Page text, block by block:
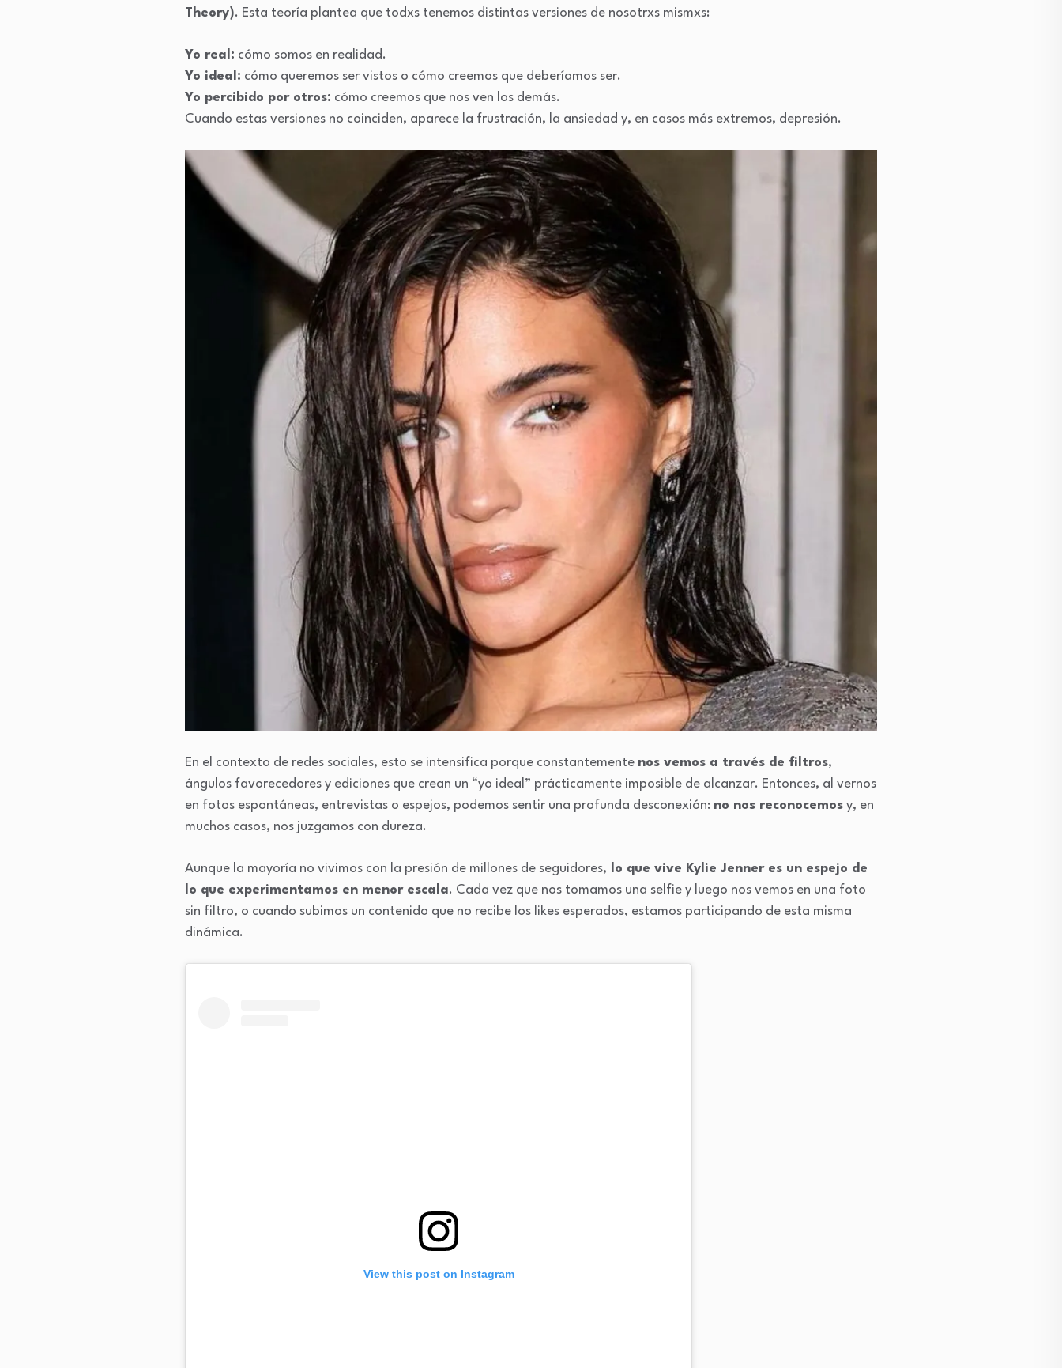
Theory). Esta teoría plantea que todxs tenemos distintas versiones de nosotrxs mismxs:
Yo real: cómo somos en realidad.
Yo ideal: cómo queremos ser vistos o cómo creemos que deberíamos ser.
Yo percibido por otros: cómo creemos que nos ven los demás.
Cuando estas versiones no coinciden, aparece la frustración, la ansiedad y, en casos más extremos, depresión.
En el contexto de redes sociales, esto se intensifica porque constantemente nos vemos a través de filtros,
ángulos favorecedores y ediciones que crean un “yo ideal” prácticamente imposible de alcanzar. Entonces, al vernos
en fotos espontáneas, entrevistas o espejos, podemos sentir una profunda desconexión: no nos reconocemos y, en
muchos casos, nos juzgamos con dureza.
Aunque la mayoría no vivimos con la presión de millones de seguidores, lo que vive Kylie Jenner es un espejo de
lo que experimentamos en menor escala. Cada vez que nos tomamos una selfie y luego nos vemos en una foto
sin filtro, o cuando subimos un contenido que no recibe los likes esperados, estamos participando de esta misma
dinámica.
View this post on Instagram